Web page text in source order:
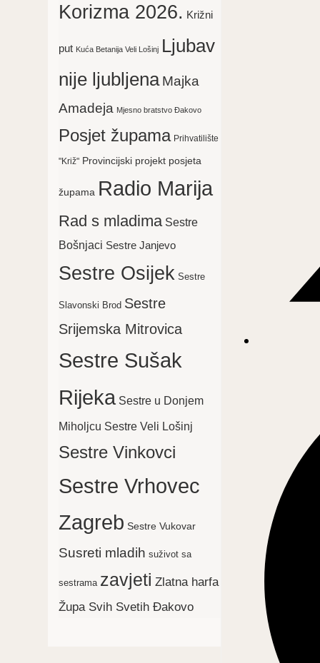
Korizma 2026. Križni
put Kuća Betanija Veli Lošinj Ljubav
nije ljubljena Majka
Amadeja Mjesno bratstvo Đakovo
Posjet župama Prihvatilište
"Križ" Provincijski projekt posjeta
župama Radio Marija
Rad s mladima Sestre
Bošnjaci Sestre Janjevo
Sestre Osijek Sestre
Slavonski Brod Sestre
Srijemska Mitrovica
Sestre Sušak
Rijeka Sestre u Donjem
Miholjcu Sestre Veli Lošinj
Sestre Vinkovci
Sestre Vrhovec
Zagreb Sestre Vukovar
Susreti mladih suživot sa
sestrama zavjeti Zlatna harfa
Župa Svih Svetih Đakovo